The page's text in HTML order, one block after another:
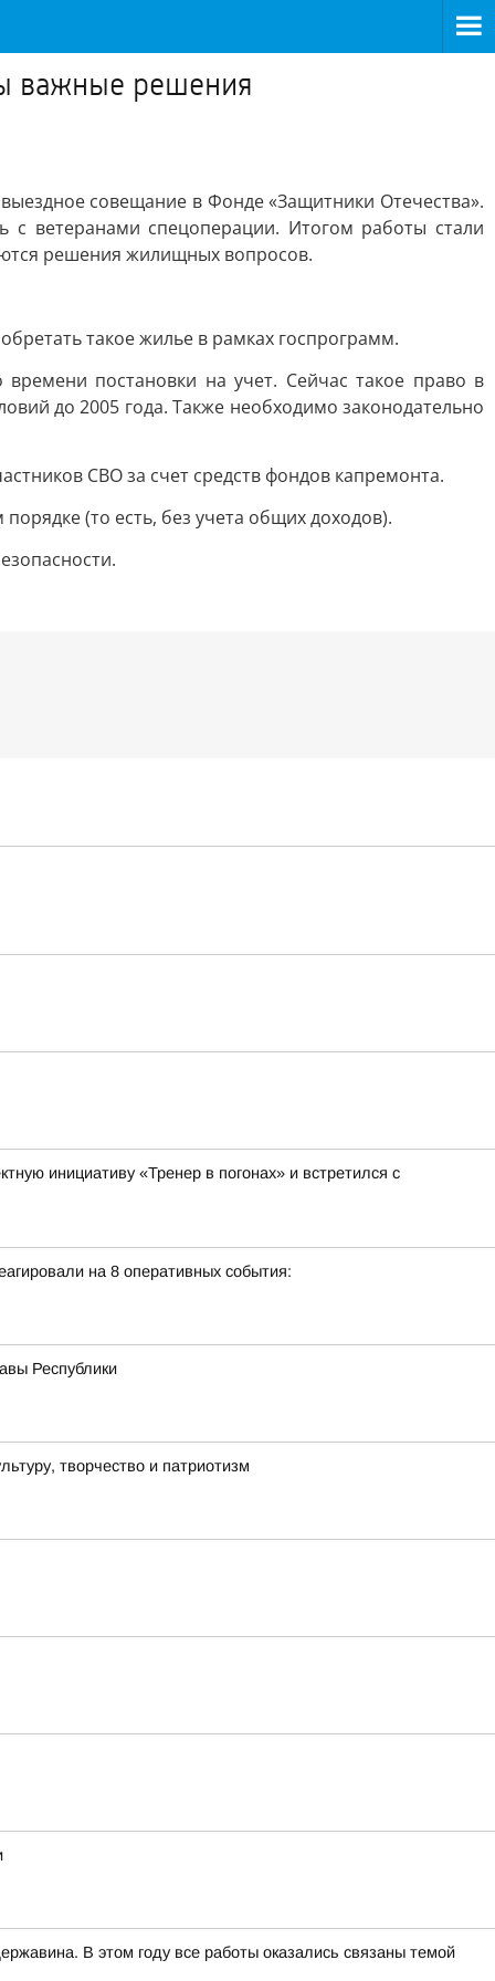
важные решения
совещание в Фонде «Защитники Отечества».
ветеранами спецоперации. Итогом работы стали
решения жилищных вопросов.
такое жилье в рамках госпрограмм.
постановки на учет. Сейчас такое право в
до 2005 года. Также необходимо законодательно
СВО за счет средств фондов капремонта.
(то есть, без учета общих доходов).
инициативу «Тренер в погонах» и встретился с
на 8 оперативных события:
Республики
творчество и патриотизм
В этом году все работы оказались связаны темой